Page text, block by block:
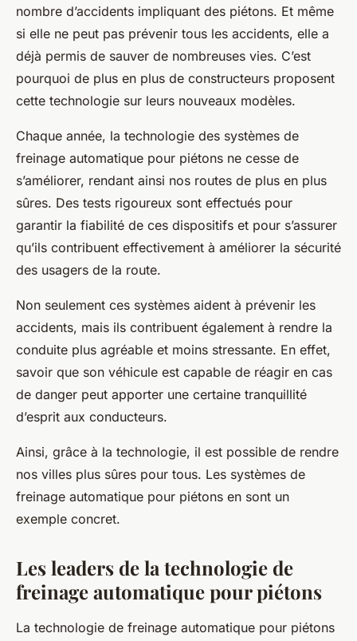
nombre d’accidents impliquant des piétons. Et même
si elle ne peut pas prévenir tous les accidents, elle a
déjà permis de sauver de nombreuses vies. C’est
pourquoi de plus en plus de constructeurs proposent
cette technologie sur leurs nouveaux modèles.
Chaque année, la technologie des systèmes de
freinage automatique pour piétons ne cesse de
s’améliorer, rendant ainsi nos routes de plus en plus
sûres. Des tests rigoureux sont effectués pour
garantir la fiabilité de ces dispositifs et pour s’assurer
qu’ils contribuent effectivement à améliorer la sécurité
des usagers de la route.
Non seulement ces systèmes aident à prévenir les
accidents, mais ils contribuent également à rendre la
conduite plus agréable et moins stressante. En effet,
savoir que son véhicule est capable de réagir en cas
de danger peut apporter une certaine tranquillité
d’esprit aux conducteurs.
Ainsi, grâce à la technologie, il est possible de rendre
nos villes plus sûres pour tous. Les systèmes de
freinage automatique pour piétons en sont un
exemple concret.
Les leaders de la technologie de
freinage automatique pour piétons
La technologie de freinage automatique pour piétons